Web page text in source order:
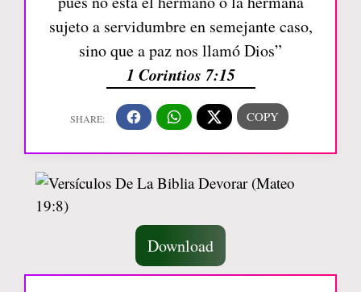
sujeto a servidumbre en semejante caso,
sino que a paz nos llamó Dios”
1 Corintios 7:15
Download